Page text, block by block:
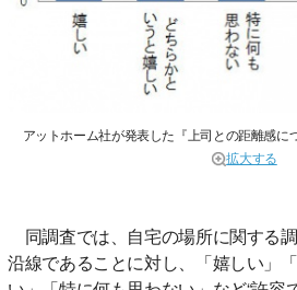
アットホーム社が発表した『上司との距離感に
拡大する
同調査では、自宅の場所に関する
沿線であることに対し、「嬉しい」